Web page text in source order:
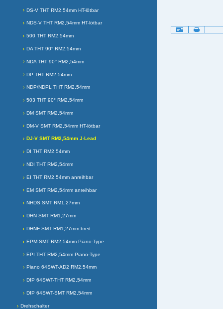
DS-V THT RM2,54mm HT-lötbar
NDS-V THT RM2,54mm HT-lötbar
500 THT RM2,54mm
DA THT 90° RM2,54mm
NDA THT 90° RM2,54mm
DP THT RM2,54mm
NDP/NDPL THT RM2,54mm
503 THT 90° RM2,54mm
DM SMT RM2,54mm
DM-V SMT RM2,54mm HT-lötbar
DJ-V SMT RM2,54mm J-Lead
DI THT RM2,54mm
NDI THT RM2,54mm
EI THT RM2,54mm anreihbar
EM SMT RM2,54mm anreihbar
NHDS SMT RM1,27mm
DHN SMT RM1,27mm
DHNF SMT RM1,27mm breit
EPM SMT RM2,54mm Piano-Type
EPI THT RM2,54mm Piano-Type
Piano 64SWT-AD2 RM2,54mm
DIP 64SWT-THT RM2,54mm
DIP 64SWT-SMT RM2,54mm
Drehschalter
Artikelaktionen